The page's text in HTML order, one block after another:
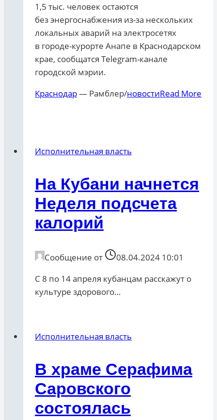
1,5 тыс. человек остаются
без энергоснабжения из-за нескольких
локальных аварий на электросетях
в городе-курорте Анапе в Краснодарском
крае, сообщатся Telegram-канале
городской мэрии.
Краснодар— Рамблер/новостиRead More
Исполнительная власть
На Кубани начнется
Неделя подсчета
калорий
Сообщение от
08.04.2024 10:01
С 8 по 14 апреля кубанцам расскажут о
культуре здорового…
Исполнительная власть
В храме Серафима
Саровского
состоялась